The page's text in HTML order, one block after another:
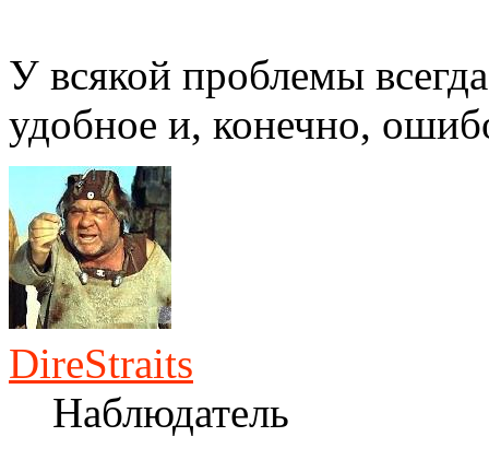
У всякой проблемы
удобное и, конечно,
DireStraits
Наблюдатель